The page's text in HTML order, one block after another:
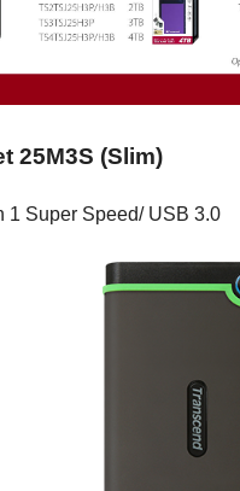
25M3S (Slim)
1 Super Speed/ USB 3.0